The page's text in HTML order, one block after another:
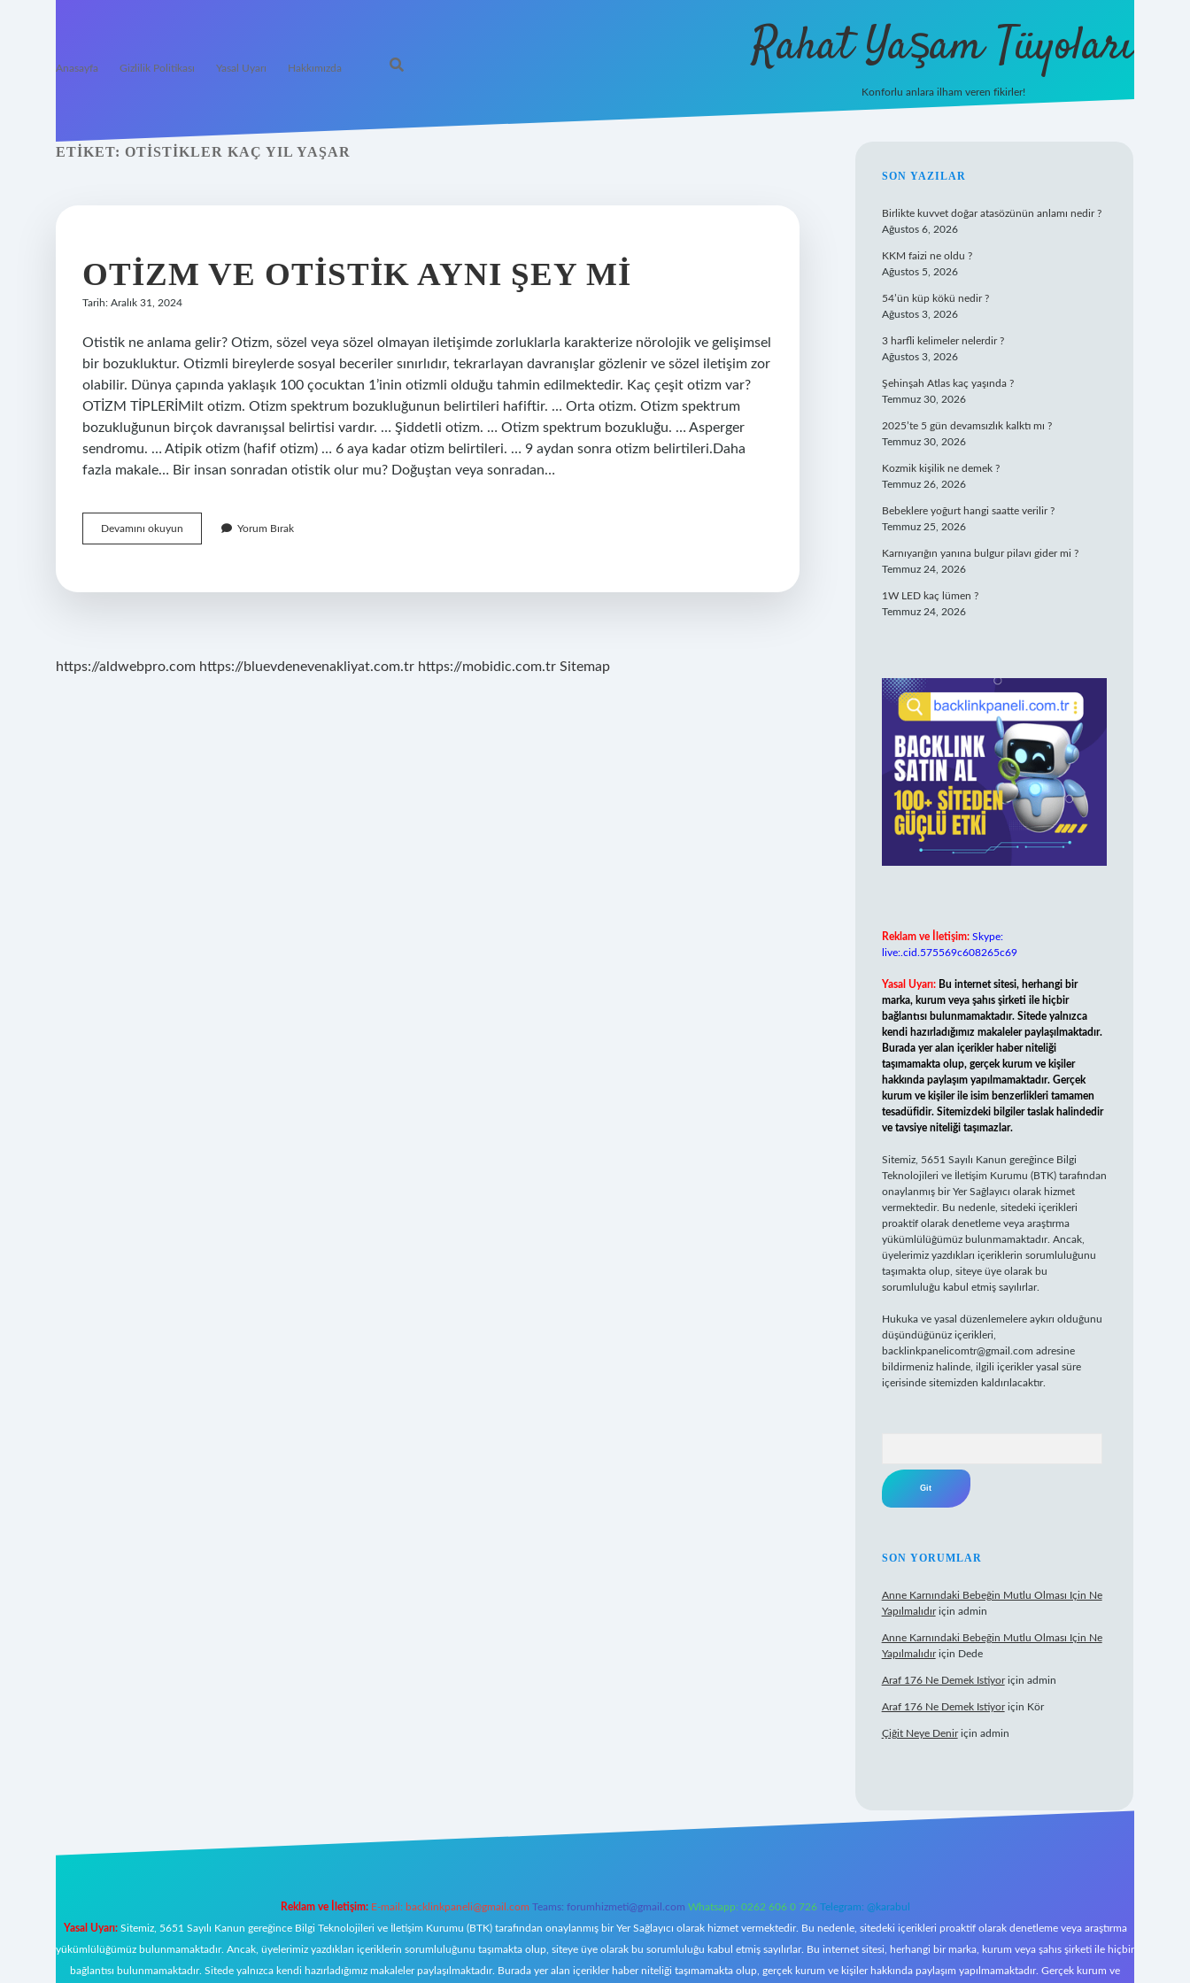
Anasayfa Gizlilik Politikası Yasal Uyarı Hakkımızda Rahat Yaşam Tüyoları
Konforlu anlara ilham veren fikirler!
ETIKET: OTISTIKLER KAÇ YIL YAŞAR
OTIZM VE OTISTIK AYNI ŞEY MI
Tarih: Aralık 31, 2024
Otistik ne anlama gelir? Otizm, sözel veya sözel olmayan iletişimde zorluklarla karakterize nörolojik ve gelişimsel
bir bozukluktur. Otizmli bireylerde sosyal beceriler sınırlıdır, tekrarlayan davranışlar gözlenir ve sözel iletişim zor
olabilir. Dünya çapında yaklaşık 100 çocuktan 1’inin otizmli olduğu tahmin edilmektedir. Kaç çeşit otizm var?
OTİZM TİPLERİMilt otizm. Otizm spektrum bozukluğunun belirtileri hafiftir. … Orta otizm. Otizm spektrum
bozukluğunun birçok davranışsal belirtisi vardır. … Şiddetli otizm. … Otizm spektrum bozukluğu. … Asperger
sendromu. … Atipik otizm (hafif otizm) … 6 aya kadar otizm belirtileri. … 9 aydan sonra otizm belirtileri.Daha
fazla makale… Bir insan sonradan otistik olur mu? Doğuştan veya sonradan…
Devamını okuyun
Ve
Şey
Yorum Bırak
https://aldwebpro.com https://bluevdenevenakliyat.com.tr https://mobidic.com.tr Sitemap
SIDEBAR
SON YAZILAR
Birlikte kuvvet doğar atasözünün anlamı nedir ?
Ağustos 6, 2026
KKM faizi ne oldu ?
Ağustos 5, 2026
54’ün küp kökü nedir ?
Ağustos 3, 2026
3 harfli kelimeler nelerdir ?
Ağustos 3, 2026
Şehinşah Atlas kaç yaşında ?
Temmuz 30, 2026
2025’te 5 gün devamsızlık kalktı mı ?
Temmuz 30, 2026
Kozmik kişilik ne demek ?
Temmuz 26, 2026
Bebeklere yoğurt hangi saatte verilir ?
Temmuz 25, 2026
Karnıyarığın yanına bulgur pilavı gider mi ?
Temmuz 24, 2026
1W LED kaç lümen ?
Temmuz 24, 2026
Reklam ve İletişim: Skype:
live:.cid.575569c608265c69
Yasal Uyarı: Bu internet sitesi, herhangi bir
marka, kurum veya şahıs şirketi ile hiçbir
bağlantısı bulunmamaktadır. Sitede yalnızca
kendi hazırladığımız makaleler paylaşılmaktadır.
Burada yer alan içerikler haber niteliği
taşımamakta olup, gerçek kurum ve kişiler
hakkında paylaşım yapılmamaktadır. Gerçek
kurum ve kişiler ile isim benzerlikleri tamamen
tesadüfidir. Sitemizdeki bilgiler taslak halindedir
ve tavsiye niteliği taşımazlar.
Sitemiz, 5651 Sayılı Kanun gereğince Bilgi
Teknolojileri ve İletişim Kurumu (BTK) tarafından
onaylanmış bir Yer Sağlayıcı olarak hizmet
vermektedir. Bu nedenle, sitedeki içerikleri
proaktif olarak denetleme veya araştırma
yükümlülüğümüz bulunmamaktadır. Ancak,
üyelerimiz yazdıkları içeriklerin sorumluluğunu
taşımakta olup, siteye üye olarak bu
sorumluluğu kabul etmiş sayılırlar.
Hukuka ve yasal düzenlemelere aykırı olduğunu
düşündüğünüz içerikleri,
backlinkpanelicomtr@gmail.com adresine
bildirmeniz halinde, ilgili içerikler yasal süre
içerisinde sitemizden kaldırılacaktır.
SON YORUMLAR
Anne Karnındaki Bebeğin Mutlu Olması Için Ne
Yapılmalıdıriçin admin
Anne Karnındaki Bebeğin Mutlu Olması Için Ne
Yapılmalıdıriçin Dede
Araf 176 Ne Demek Istiyoriçin admin
Araf 176 Ne Demek Istiyoriçin Kör
Çiğit Neye Deniriçin admin
Reklam ve İletişim: E-mail: backlinkpaneli@gmail.com Teams: forumhizmeti@gmail.com Whatsapp: 0262 606 0 726 Telegram: @karabul
Yasal Uyarı:Sitemiz, 5651 Sayılı Kanun gereğince Bilgi Teknolojileri ve İletişim Kurumu (BTK) tarafından onaylanmış bir Yer Sağlayıcı olarak hizmet vermektedir. Bu nedenle, sitedeki içerikleri proaktif olarak denetleme veya araştırma
yükümlülüğümüz bulunmamaktadır. Ancak, üyelerimiz yazdıkları içeriklerin sorumluluğunu taşımakta olup, siteye üye olarak bu sorumluluğu kabul etmiş sayılırlar. Bu internet sitesi, herhangi bir marka, kurum veya şahıs şirketi ile hiçbir
bağlantısı bulunmamaktadır. Sitede yalnızca kendi hazırladığımız makaleler paylaşılmaktadır. Burada yer alan içerikler haber niteliği taşımamakta olup, gerçek kurum ve kişiler hakkında paylaşım yapılmamaktadır. Gerçek kurum ve